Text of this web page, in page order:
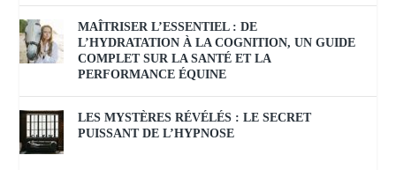
MAÎTRISER L’ESSENTIEL : DE
L’HYDRATATION À LA COGNITION, UN GUIDE
COMPLET SUR LA SANTÉ ET LA
PERFORMANCE ÉQUINE
LES MYSTÈRES RÉVÉLÉS : LE SECRET
PUISSANT DE L’HYPNOSE